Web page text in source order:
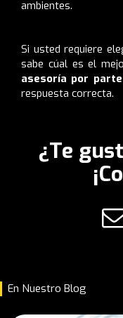
ambientes.
Si usted requiere
sabe cúal es el
asesoría por
respuesta correcta.
¿Te
En Nuestro Blog